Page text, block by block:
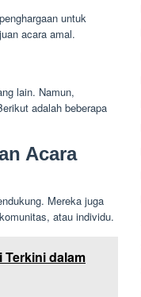
untuk
acara amal.
lain. Namun,
adalah beberapa
Acara
Mereka juga
atau individu.
dalam